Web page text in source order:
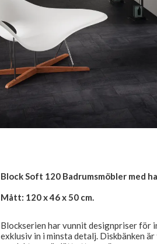
Block Soft 120 Badrumsmöbler med
Mått: 120 x 46 x 50 cm.
Blockserien har vunnit designpriser för
exklusiv in i minsta detalj. Diskbänken